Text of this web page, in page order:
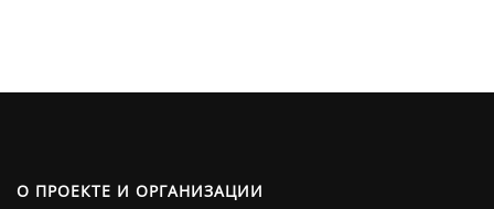
О ПРОЕКТЕ И ОРГАНИЗАЦИИ